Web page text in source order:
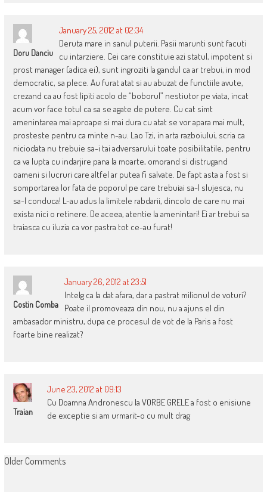
Doru Danciu
January 25, 2012 at 02:34
Deruta mare in sanul puterii. Pasii marunti sunt facuti
cu intarziere. Cei care constituie azi statul, impotent si
prost manager (adica ei), sunt ingroziti la gandul ca ar trebui, in mod
democratic, sa plece. Au furat atat si au abuzat de functiile avute,
crezand ca au fost lipiti acolo de “boborul” nestiutor pe viata, incat
acum vor face totul ca sa se agate de putere. Cu cat simt
amenintarea mai aproape si mai dura cu atat se vor apara mai mult,
prosteste pentru ca minte n-au. Lao Tzi, in arta razboiului, scria ca
niciodata nu trebuie sa-i tai adversarului toate posibilitatile, pentru
ca va lupta cu indarjire pana la moarte, omorand si distrugand
oameni si lucruri care altfel ar putea fi salvate. De fapt asta a fost si
somportarea lor fata de poporul pe care trebuiai sa-l slujesca, nu
sa-l conduca! L-au adus la limitele rabdarii, dincolo de care nu mai
exista nici o retinere. De aceea, atentie la amenintari! Ei ar trebui sa
traiasca cu iluzia ca vor pastra tot ce-au furat!
Costin Comba
January 26, 2012 at 23:51
Intelg ca la dat afara, dar a pastrat milionul de voturi?
Poate il promoveaza din nou, nu a ajuns el din
ambasador ministru, dupa ce procesul de vot de la Paris a fost
foarte bine realizat?
Traian
June 23, 2012 at 09:13
Cu Doamna Andronescu la VORBE GRELE a fost o enisiune
de exceptie si am urmarit-o cu mult drag
COMMENT
Older Comments